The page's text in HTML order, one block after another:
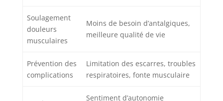
Soulagement
douleurs
musculaires
Moins de besoin d’antalgiques,
meilleure qualité de vie
Prévention des
complications
Limitation des escarres, troubles
respiratoires, fonte musculaire
Sentiment d’autonomie